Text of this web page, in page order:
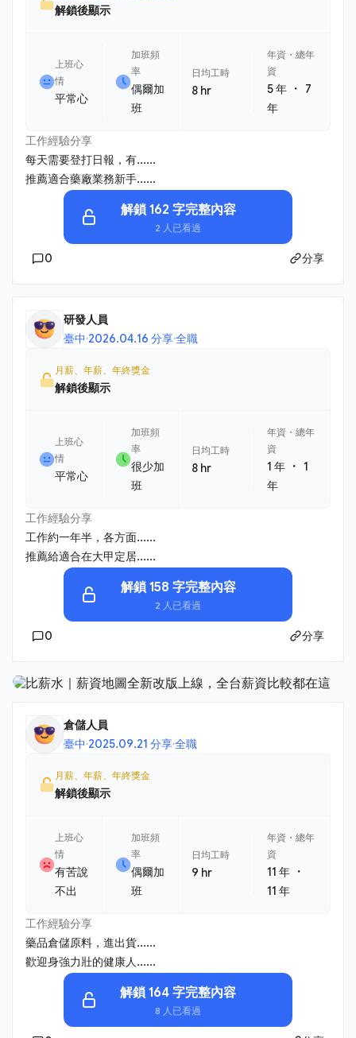
解鎖後顯示
上班心
情
平常心
加班頻
率
偶爾加
班
日均工時
8 hr
年資・總年
資
5 年 ・
7
年
工作經驗分享
每天需要登打日報，有......
推薦適合藥廠業務新手......
解鎖 162 字完整內容
2 人已看過
0 分享
研發人員
臺中·2026.04.16 分享·全職
月薪、年薪、年終獎金
解鎖後顯示
上班心
情
平常心
加班頻
率
很少加
班
日均工時
8 hr
年資・總年
資
1 年 ・1
年
工作經驗分享
工作約一年半，各方面......
推薦給適合在大甲定居......
解鎖 158 字完整內容
2 人已看過
0 分享
倉儲人員
臺中·2025.09.21 分享·全職
月薪、年薪、年終獎金
解鎖後顯示
上班心
情
有苦說
不出
加班頻
率
偶爾加
班
日均工時
9 hr
年資・總年
資
11 年 ・
11 年
工作經驗分享
藥品倉儲原料，進出貨......
歡迎身強力壯的健康人......
解鎖 164 字完整內容
8 人已看過